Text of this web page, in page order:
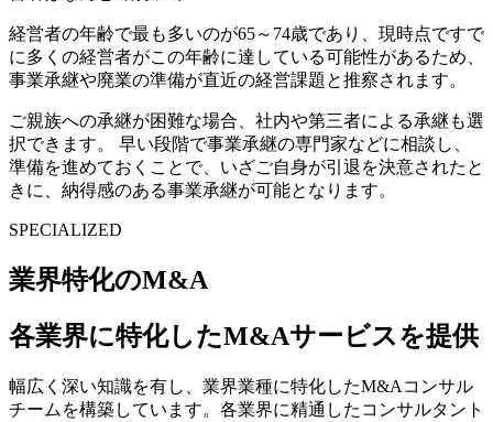
経営者の年齢で最も多いのが65～74歳であり、現時点ですで
に多くの経営者がこの年齢に達している可能性があるため、
事業承継や廃業の準備が直近の経営課題と推察されます。
ご親族への承継が困難な場合、社内や第三者による承継も選
択できます。 早い段階で事業承継の専門家などに相談し、
準備を進めておくことで、いざご自身が引退を決意されたと
きに、納得感のある事業承継が可能となります。
SPECIALIZED
業界特化のM&A
各業界に特化したM&Aサービスを提供
幅広く深い知識を有し、業界業種に特化したM&Aコンサル
チームを構築しています。各業界に精通したコンサルタント